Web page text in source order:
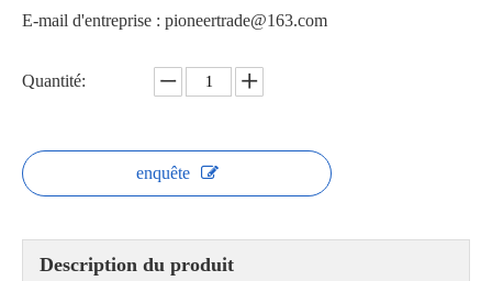
E-mail d'entreprise : pioneertrade@163.com
Quantité:
enquête
Description du produit